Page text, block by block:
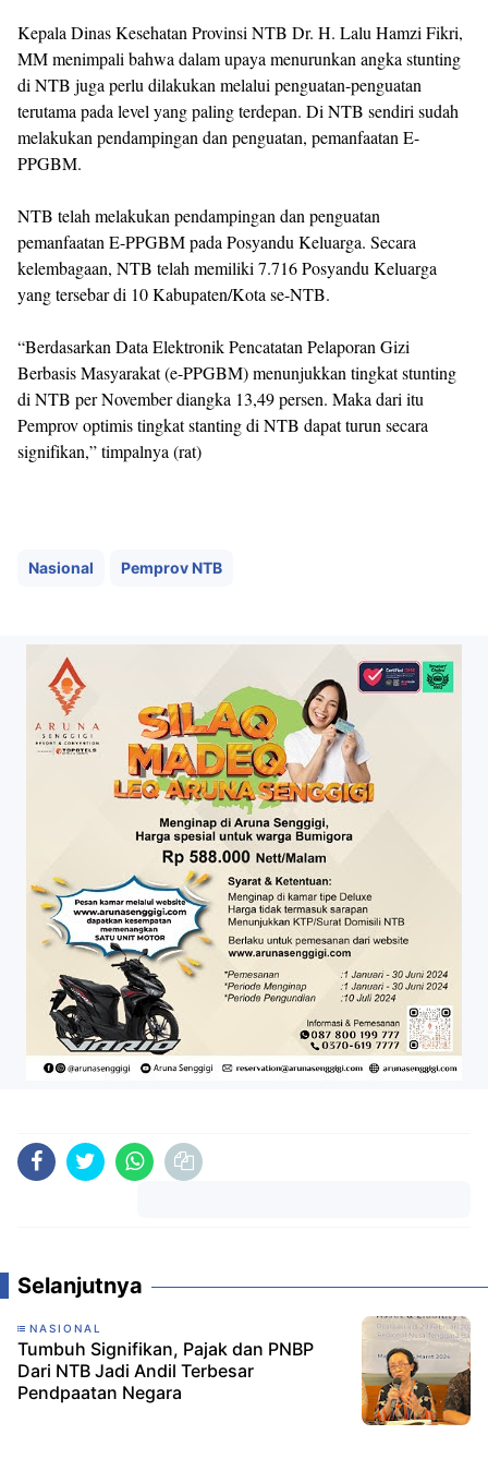
Kepala Dinas Kesehatan Provinsi NTB Dr. H. Lalu Hamzi Fikri,
MM menimpali bahwa dalam upaya menurunkan angka stunting
di NTB juga perlu dilakukan melalui penguatan-penguatan
terutama pada level yang paling terdepan. Di NTB sendiri sudah
melakukan pendampingan dan penguatan, pemanfaatan E-
PPGBM.
NTB telah melakukan pendampingan dan penguatan
pemanfaatan E-PPGBM pada Posyandu Keluarga. Secara
kelembagaan, NTB telah memiliki 7.716 Posyandu Keluarga
yang tersebar di 10 Kabupaten/Kota se-NTB.
“Berdasarkan Data Elektronik Pencatatan Pelaporan Gizi
Berbasis Masyarakat (e-PPGBM) menunjukkan tingkat stunting
di NTB per November diangka 13,49 persen. Maka dari itu
Pemprov optimis tingkat stanting di NTB dapat turun secara
signifikan,” timpalnya (rat)
Nasional Pemprov NTB
Selanjutnya
NASIONAL
Tumbuh Signifikan, Pajak dan PNBP
Dari NTB Jadi Andil Terbesar
Pendpaatan Negara